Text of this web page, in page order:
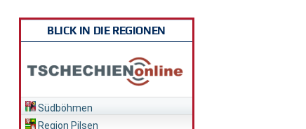
BLICK IN DIE REGIONEN
Südböhmen
Region Pilsen